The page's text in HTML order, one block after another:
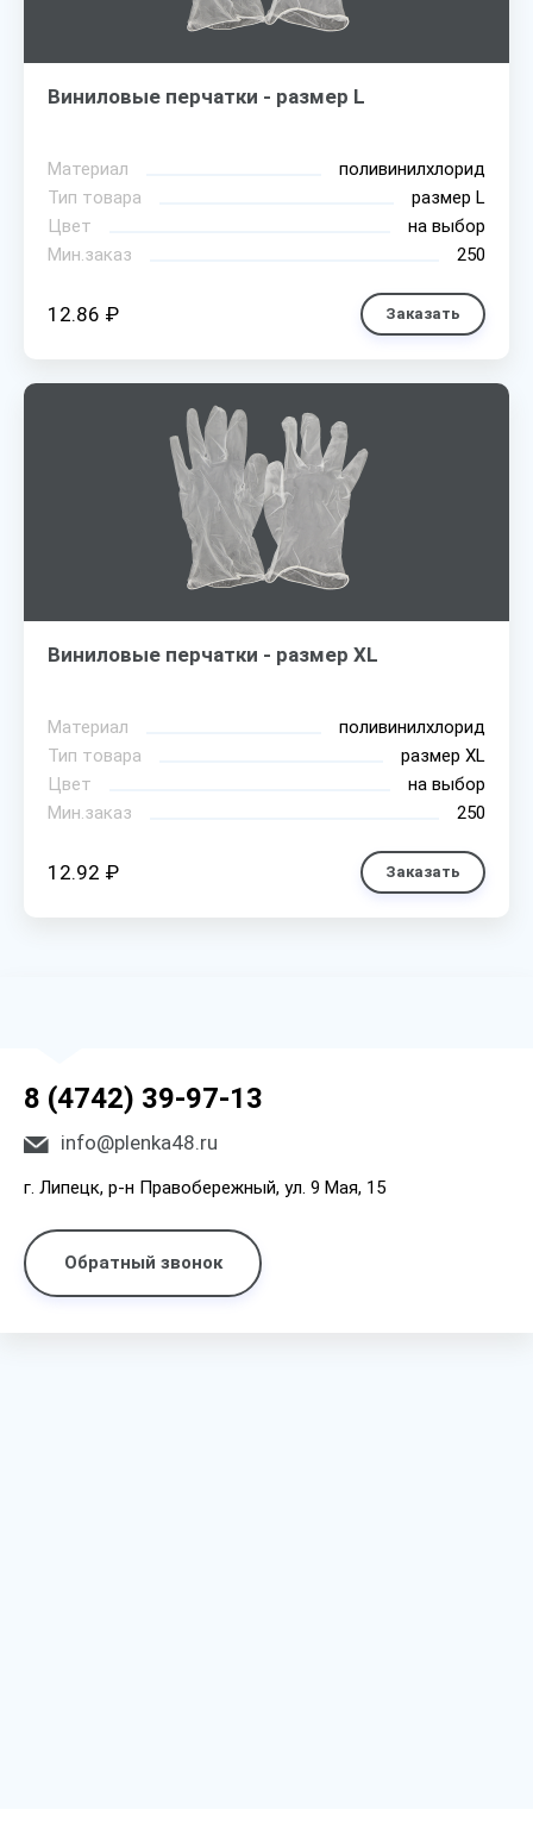
Виниловые перчатки - размер L
Материал
поливинилхлорид
Тип товара
размер L
Цвет
на выбор
Мин.заказ
250
12.86 ₽ Заказать
Виниловые перчатки - размер XL
Материал
поливинилхлорид
Тип товара
размер XL
Цвет
на выбор
Мин.заказ
250
12.92 ₽ Заказать
8 (4742) 39-97-13
info@plenka48.ru
г. Липецк, р-н Правобережный, ул. 9 Мая, 15
Обратный звонок